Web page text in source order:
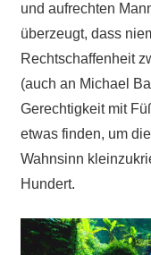
und aufrechten
überzeugt, dass
Rechtschaffenheit
(auch an Michael
Gerechtigkeit mit
etwas finden, um
Wahnsinn
Hundert.